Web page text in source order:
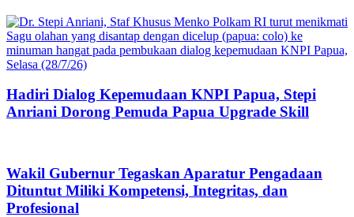
Hadiri Dialog Kepemudaan KNPI Papua, Stepi
Anriani Dorong Pemuda Papua Upgrade Skill
Wakil Gubernur Tegaskan Aparatur Pengadaan
Dituntut Miliki Kompetensi, Integritas, dan
Profesional